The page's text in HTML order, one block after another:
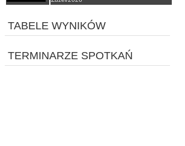
TABELE WYNIKÓW
TERMINARZE SPOTKAŃ